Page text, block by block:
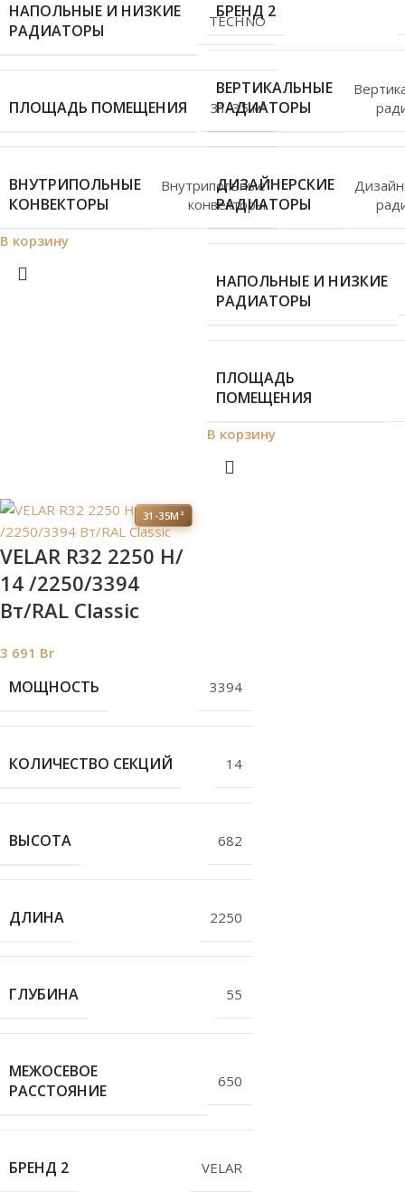
НАПОЛЬНЫЕ И НИЗКИЕ
РАДИАТОРЫ
TECHNO
ПЛОЩАДЬ ПОМЕЩЕНИЯ 31-35 м²
ВНУТРИПОЛЬНЫЕ
КОНВЕКТОРЫ
Внутрипольные
конвекторы
В корзину
БРЕНД 2
ВЕРТИКАЛЬНЫЕ
РАДИАТОРЫ
ДИЗАЙНЕРСКИЕ
РАДИАТОРЫ
НАПОЛЬНЫЕ И НИЗКИЕ
РАДИАТОРЫ
ПЛОЩАДЬ
ПОМЕЩЕНИЯ
В корзину
31-35М²
VELAR R32 2250 H/
14 /2250/3394
Вт/RAL Classic
3 691 Br
МОЩНОСТЬ 3394
КОЛИЧЕСТВО СЕКЦИЙ 14
ВЫСОТА 682
ДЛИНА 2250
ГЛУБИНА 55
МЕЖОСЕВОЕ
РАССТОЯНИЕ
650
БРЕНД 2 VELAR